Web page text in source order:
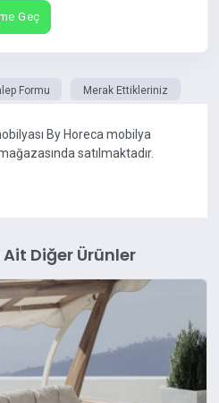
Geç
Formu Merak Ettikleriniz
By Horeca mobilya
satılmaktadır.
Diğer Ürünler